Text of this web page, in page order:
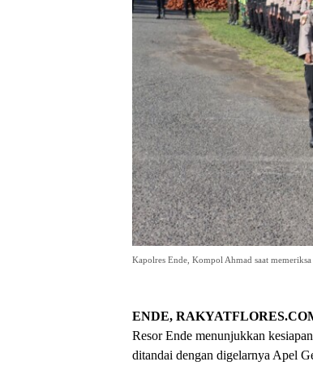
Kapolres Ende, Kompol Ahmad saat
ENDE,
Resor Ende menunjukkan
ditandai dengan digelarnya Apel